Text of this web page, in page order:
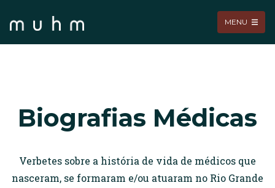
MENU
Biografias Médicas
Verbetes sobre a história de vida de médicos que
nasceram, se formaram e/ou atuaram no Rio Grande